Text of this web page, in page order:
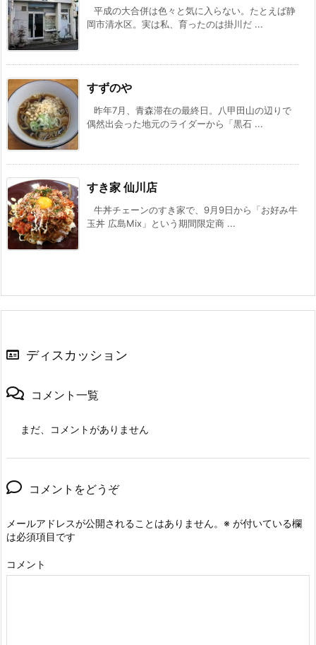
平成の大合併は色々と気に入らない。たとえば静
岡市清水区。実は私、育ったのは掛川だ ...
すずのや
昨年7月、青森滞在の最終日。八甲田山の辺りで
偶然出会った地元のライダーから「黒石 ...
すき家 仙川店
牛丼チェーンのすき家で、9月9日から「お好み牛
玉丼 広島Mix」という期間限定商 ...
ディスカッション
コメント一覧
まだ、コメントがありません
コメントをどうぞ
メールアドレスが公開されることはありません。 ※ が付いている欄
は必須項目です
コメント